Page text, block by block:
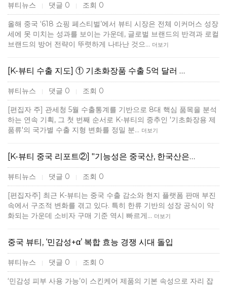
뷰티뉴스 | 댓글 0 | 조회 0
올해 중국 ‘618 쇼핑 페스티벌’에서 뷰티 시장은 전체 이커머스 성장
세에 못 미치는 성과를 보이는 가운데, 글로벌 브랜드의 반격과 로컬
브랜드의 방어 전략이 뚜렷하게 나타난 것으… 더보기
[K-뷰티 수출 지도] ① 기초화장품 수출 5억 달러 …
뷰티뉴스 | 댓글 0 | 조회 0
[편집자 주] 관세청 5월 수출통계를 기반으로 8대 핵심 품목을 분석
하는 연속 기획, 그 첫 번째 순서로 K-뷰티의 중추인 '기초화장용 제
품류'의 국가별 수출 지형 변화를 정밀 분… 더보기
[K-뷰티 중국 리포트②] "기능성은 중국산, 한국산은…
뷰티뉴스 | 댓글 0 | 조회 0
[편집자주] 최근 K-뷰티는 중국 수출 감소와 현지 플랫폼 판매 부진
속에서 구조적 변화를 겪고 있다. 특히 한류 기반의 성장 공식이 약
화되는 가운데 소비자 구매 기준 역시 빠르게… 더보기
중국 뷰티, ‘민감성+α’ 복합 효능 경쟁 시대 돌입
뷰티뉴스 | 댓글 0 | 조회 0
‘민감성 피부 사용 가능’이 스킨케어 제품의 기본 속성으로 자리 잡